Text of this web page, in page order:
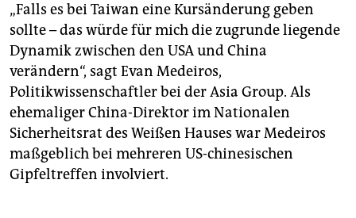
„Falls es bei Taiwan eine Kursänderung geben
sollte – das würde für mich die zugrunde liegende
Dynamik zwischen den USA und China
verändern“, sagt Evan Medeiros,
Politikwissenschaftler bei der Asia Group. Als
ehemaliger China-Direktor im Nationalen
Sicherheitsrat des Weißen Hauses war Medeiros
maßgeblich bei mehreren US-chinesischen
Gipfeltreffen involviert.